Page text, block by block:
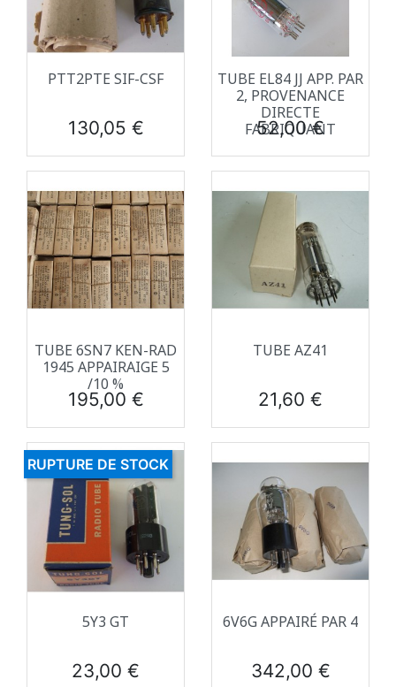
PTT2PTE SIF-CSF
Prix
130,05 €
TUBE EL84 JJ APP. PAR
2, PROVENANCE
DIRECTE
FABRIQUANT
Prix
52,00 €
TUBE 6SN7 KEN-RAD
1945 APPAIRAIGE 5
/10 %
Prix
195,00 €
TUBE AZ41
Prix
21,60 €
5Y3 GT
Prix
23,00 €
RUPTURE DE STOCK
6V6G APPAIRÉ PAR 4
Prix
342,00 €